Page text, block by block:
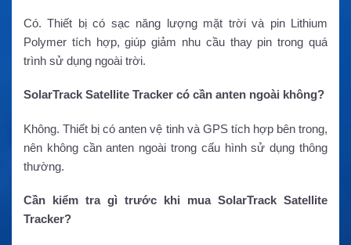
Có. Thiết bị có sạc năng lượng mặt trời và pin Lithium
Polymer tích hợp, giúp giảm nhu cầu thay pin trong quá
trình sử dụng ngoài trời.
SolarTrack Satellite Tracker có cần anten ngoài không?
Không. Thiết bị có anten vệ tinh và GPS tích hợp bên trong,
nên không cần anten ngoài trong cấu hình sử dụng thông
thường.
Cần kiểm tra gì trước khi mua SolarTrack Satellite
Tracker?